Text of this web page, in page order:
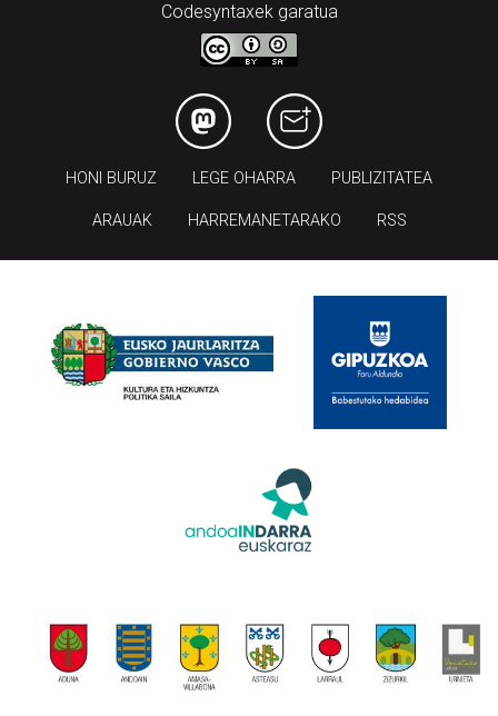
Codesyntaxek garatua
HONI BURUZ LEGE OHARRA PUBLIZITATEA
ARAUAK HARREMANETARAKO RSS